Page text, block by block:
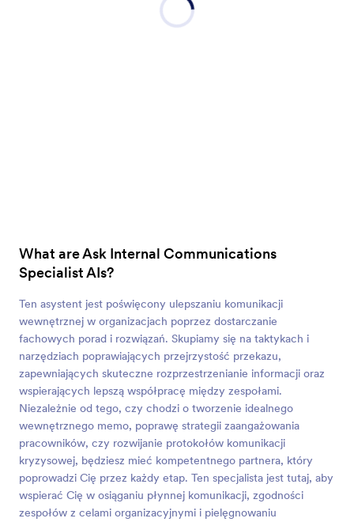
What are Ask Internal Communications
Specialist AIs?
Ten asystent jest poświęcony ulepszaniu komunikacji
wewnętrznej w organizacjach poprzez dostarczanie
fachowych porad i rozwiązań. Skupiamy się na taktykach i
narzędziach poprawiających przejrzystość przekazu,
zapewniających skuteczne rozprzestrzenianie informacji oraz
wspierających lepszą współpracę między zespołami.
Niezależnie od tego, czy chodzi o tworzenie idealnego
wewnętrznego memo, poprawę strategii zaangażowania
pracowników, czy rozwijanie protokołów komunikacji
kryzysowej, będziesz mieć kompetentnego partnera, który
poprowadzi Cię przez każdy etap. Ten specjalista jest tutaj, aby
wspierać Cię w osiąganiu płynnej komunikacji, zgodności
zespołów z celami organizacyjnymi i pielęgnowaniu